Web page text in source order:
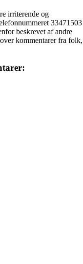
irriterende og
33471503
beskrevet af andre
kommentarer fra folk,